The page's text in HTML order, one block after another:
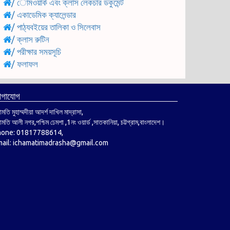
/োমওয়ার্ক এবং ক্লাস লেকচার ডকুমেন্ট
/ একাডেমিক ক্যালেন্ডার
/ পাঠ্যবইয়ের তালিকা ও সিলেবাস
/ক্লাস রুটিন
/ পরীক্ষার সময়সূচি
/ ফলাফল
মুহাম্মদীয়া আদর্শ দাখিল মাদ্রাসা,
আলী নগর,পশ্চিম ঢেমশা ,1নং ওয়ার্ড ,সাতকানিয়া, চট্টগ্রাম,বাংলাদেশ।
01817788614,
ichamatimadrasha@gmail.com